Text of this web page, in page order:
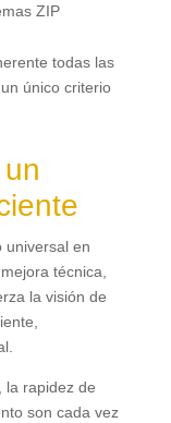
ZIP
todas las
único criterio
universal en
técnica
la visión de
.
la rapidez de
son cada vez